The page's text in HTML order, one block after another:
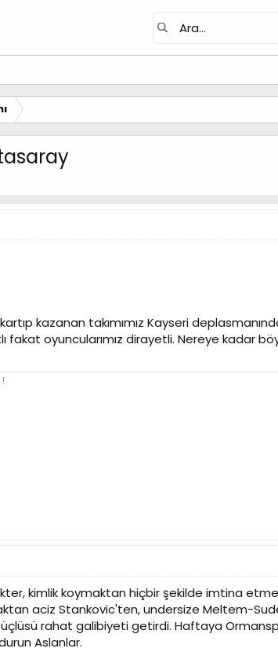
kazanan takımımız Kayseri
fakat oyuncularımız dirayetli. Nereye kadar
kimlik koymaktan hiçbir şekilde imtina
aciz Stankovic'ten, undersize Meltem-
rahat galibiyeti getirdi. Haftaya
Aslanlar.